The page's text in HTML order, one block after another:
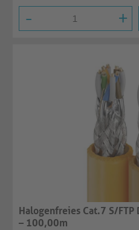
- +
Halogenfreies Cat.7 S/
– 100,00m